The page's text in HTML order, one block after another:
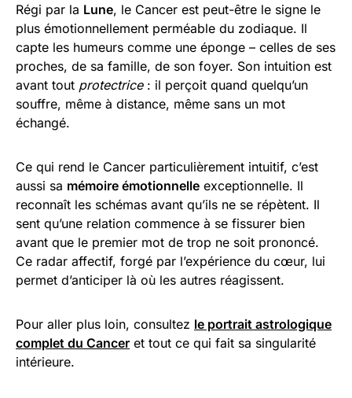
Régi par la Lune, le Cancer est peut-être le signe le
plus émotionnellement perméable du zodiaque. Il
capte les humeurs comme une éponge – celles de ses
proches, de sa famille, de son foyer. Son intuition est
avant tout protectrice: il perçoit quand quelqu’un
souffre, même à distance, même sans un mot
échangé.
Ce qui rend le Cancer particulièrement intuitif, c’est
aussi sa mémoire émotionnelle exceptionnelle. Il
reconnaît les schémas avant qu’ils ne se répètent. Il
sent qu’une relation commence à se fissurer bien
avant que le premier mot de trop ne soit prononcé.
Ce radar affectif, forgé par l’expérience du cœur, lui
permet d’anticiper là où les autres réagissent.
Pour aller plus loin, consultez le portrait astrologique
complet du Cancer et tout ce qui fait sa singularité
intérieure.